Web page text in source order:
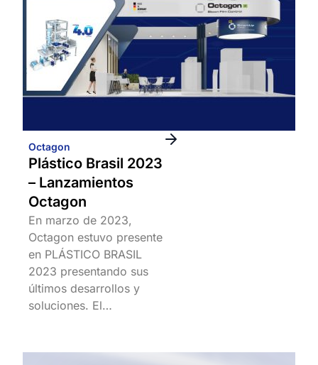
Octagon
Plástico Brasil 2023
– Lanzamientos
Octagon
En marzo de 2023,
Octagon estuvo presente
en PLÁSTICO BRASIL
2023 presentando sus
últimos desarrollos y
soluciones. El…